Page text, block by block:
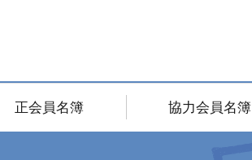
正会員名簿 協力会員名簿